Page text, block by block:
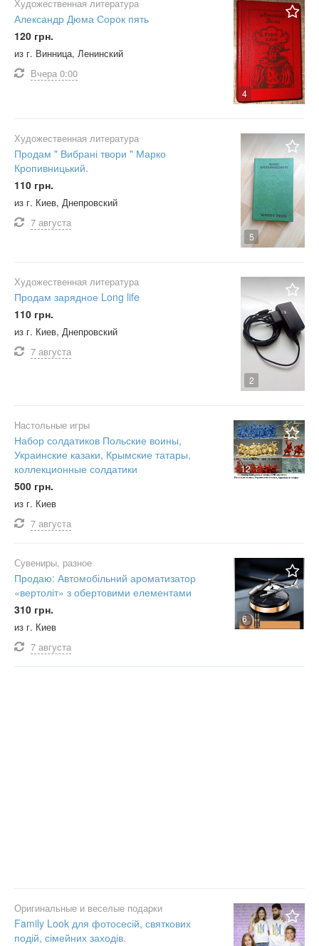
4
Художественная литература
Александр Дюма Сорок пять
120 грн.
из г. Винница, Ленинский
Вчера 0:00
5
Художественная литература
Продам " Вибрані твори " Марко
Кропивницький.
110 грн.
из г. Киев, Днепровский
7 августа
2
Художественная литература
Продам зарядное Long life
110 грн.
из г. Киев, Днепровский
7 августа
12
Настольные игры
Набор солдатиков Польские воины,
Украинские казаки, Крымские татары,
коллекционные солдатики
500 грн.
из г. Киев
7 августа
6
Сувениры, разное
Продаю: Автомобільний ароматизатор
«вертоліт» з обертовими елементами
310 грн.
из г. Киев
7 августа
Оригинальные и веселые подарки
Family Look для фотосесій, святкових
подій, сімейних заходів.